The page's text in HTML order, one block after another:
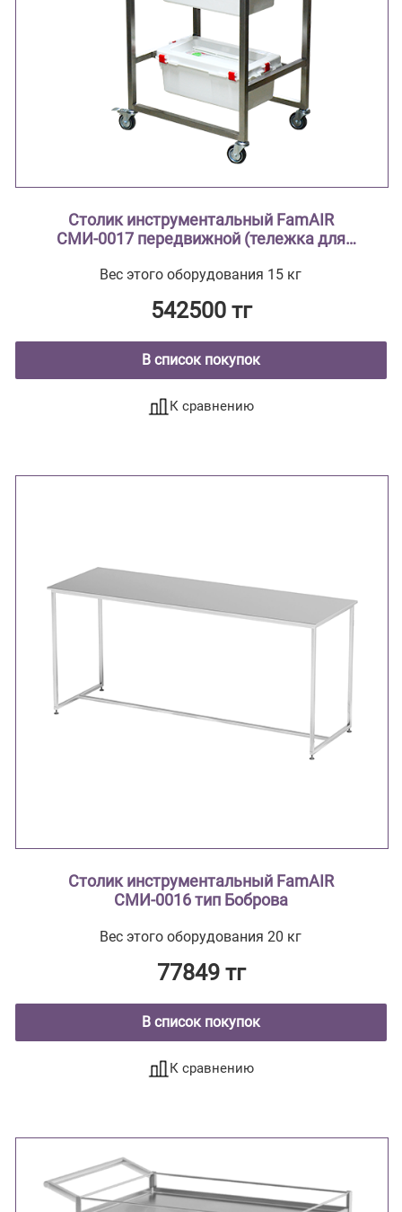
Столик инструментальный FamAIR
СМИ-0017 передвижной (тележка для
Вес этого оборудования 15 кг
542500 тг
В список покупок
К сравнению
Столик инструментальный FamAIR
СМИ-0016 тип Боброва
Вес этого оборудования 20 кг
77849 тг
В список покупок
К сравнению